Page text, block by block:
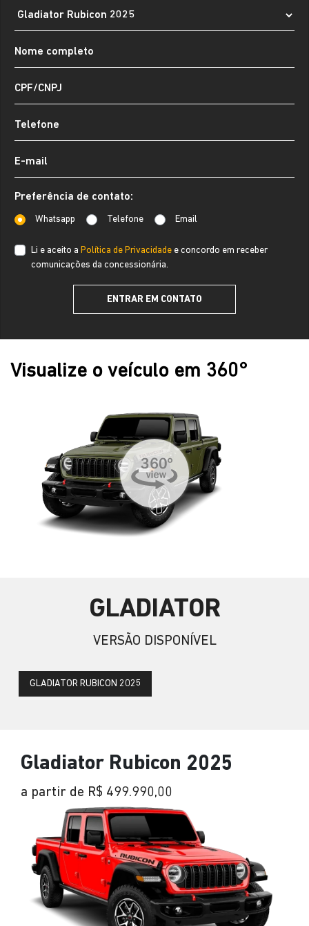
Preferência de contato:
Whatsapp Telefone Email
Li e aceito a Política de Privacidade e concordo em receber
comunicações da concessionária.
ENTRAR EM CONTATO
Visualize o veículo em 360°
GLADIATOR
VERSÃO DISPONÍVEL
GLADIATOR RUBICON 2025
Gladiator Rubicon 2025
a partir de R$ 499.990,00